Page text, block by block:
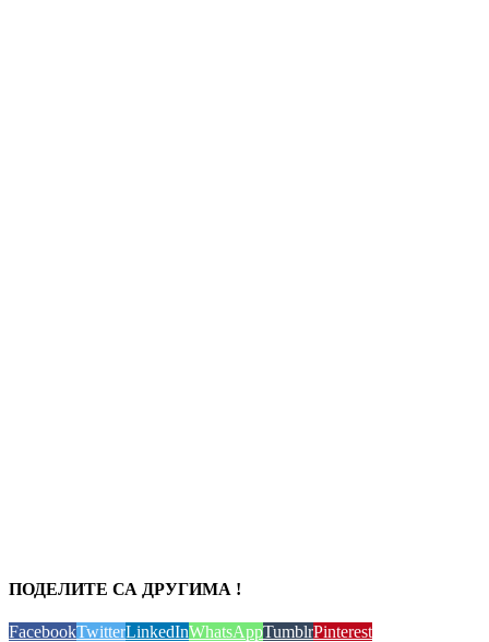
ПОДЕЛИТЕ СА ДРУГИМА !
FacebookTwitterLinkedInWhatsAppTumblrPinterest